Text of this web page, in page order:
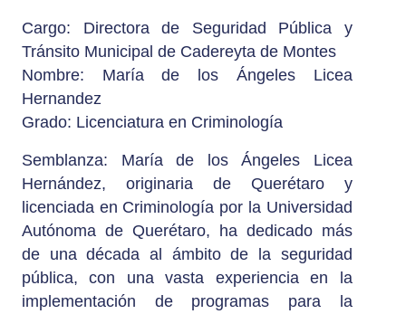
Cargo: Directora de Seguridad Pública y
Tránsito Municipal de Cadereyta de Montes
Nombre: María de los Ángeles Licea
Hernandez
Grado: Licenciatura en Criminología
Semblanza: María de los Ángeles Licea
Hernández, originaria de Querétaro y
licenciada en Criminología por la Universidad
Autónoma de Querétaro, ha dedicado más
de una década al ámbito de la seguridad
pública, con una vasta experiencia en la
implementación de programas para la